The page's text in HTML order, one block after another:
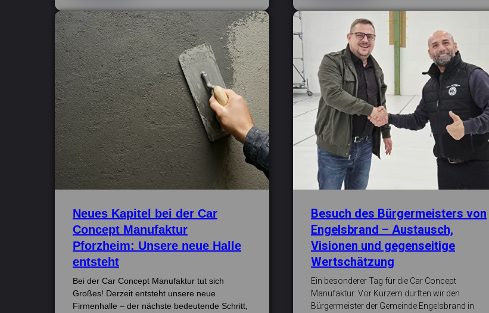
Neues Kapitel bei der Car
Concept Manufaktur
Pforzheim: Unsere neue Halle
entsteht
Bei der Car Concept Manufaktur tut sich
Großes! Derzeit entsteht unsere neue
Firmenhalle – der nächste bedeutende Schritt,
Besuch des Bürgermeisters von
Engelsbrand – Austausch,
Visionen und gegenseitige
Wertschätzung
Ein besonderer Tag für die Car Concept
Manufaktur: Vor Kurzem durften wir den
Bürgermeister der Gemeinde Engelsbrand in